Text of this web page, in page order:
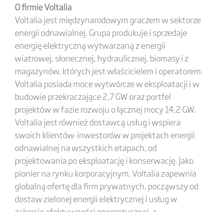
O firmie Voltalia
Voltalia jest międzynarodowym graczem w sektorze
energii odnawialnej. Grupa produkuje i sprzedaje
energię elektryczną wytwarzaną z energii
wiatrowej, słonecznej, hydraulicznej, biomasy i z
magazynów, których jest właścicielem i operatorem.
Voltalia posiada moce wytwórcze w eksploatacji i w
budowie przekraczające 2,7 GW oraz portfel
projektów w fazie rozwoju o łącznej mocy 14,2 GW.
Voltalia jest również dostawcą usług i wspiera
swoich klientów-inwestorów w projektach energii
odnawialnej na wszystkich etapach, od
projektowania po eksploatację i konserwację. Jako
pionier na rynku korporacyjnym, Voltalia zapewnia
globalną ofertę dla firm prywatnych, począwszy od
dostaw zielonej energii elektrycznej i usług w